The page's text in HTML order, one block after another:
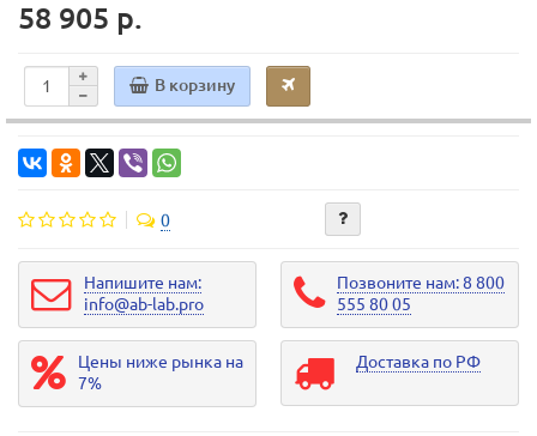
58 905 р.
В корзину
0
Напишите нам:
info@ab-lab.pro
Позвоните нам: 8 800
555 80 05
Цены ниже рынка на
7%
Доставка по РФ